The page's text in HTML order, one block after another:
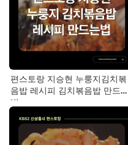
편스토랑 지승현 누룽지김치볶
음밥 레시피 김치볶음밥 만드는
법